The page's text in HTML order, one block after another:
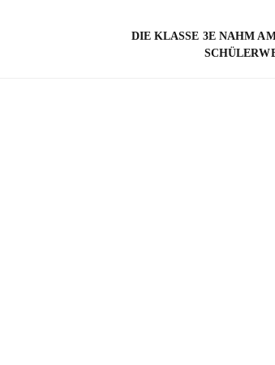
DIE KLASSE 3E NAHM